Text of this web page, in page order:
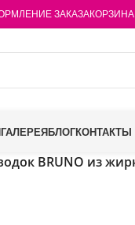
ЗАКАЗАКОРЗИНА
ГАЛЕРЕЯБЛОГКОНТАКТЫ
BRUNO из